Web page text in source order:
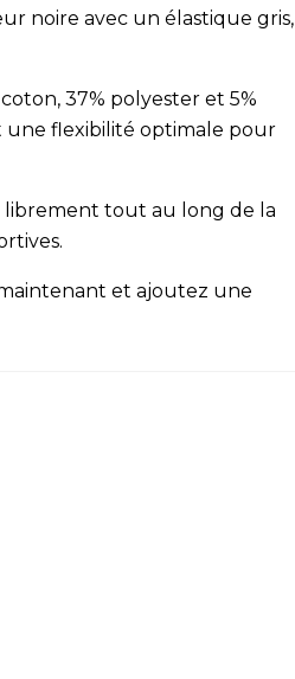
noire avec un élastique gris,
37% polyester et 5%
une flexibilité optimale pour
librement tout au long de la
et ajoutez une